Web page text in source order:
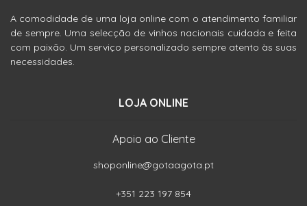
A comodidade de uma loja online com o atendimento familiar
de sempre. Uma selecção de vinhos nacionais cuidada e feita
com paixão. Um serviço personalizado sempre atento às suas
necessidades.
LOJA ONLINE
Apoio ao Cliente
shoponline@gotaagota.pt
+351 223 197 854